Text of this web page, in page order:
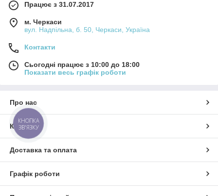
Працює з 31.07.2017
м. Черкаси
вул. Надпільна, б. 50, Черкаси, Україна
Контакти
Сьогодні працює з 10:00 до 18:00
Показати весь графік роботи
Про нас
Контакти
Доставка та оплата
Графік роботи
КНОПКА
ЗВ'ЯЗКУ